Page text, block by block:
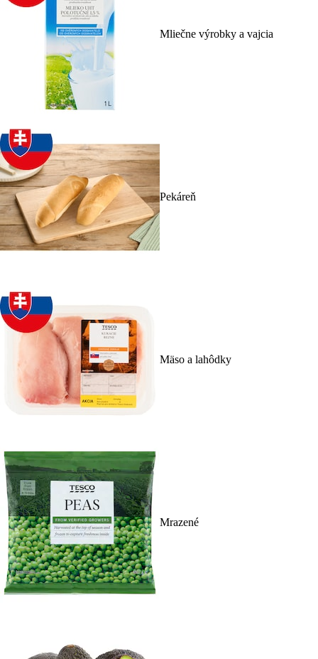
Mliečne výrobky a vajcia
Pekáreň
Mäso a lahôdky
Mrazené